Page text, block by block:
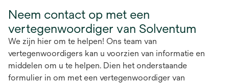
Neem contact op met een
vertegenwoordiger van Solventum
We zijn hier om te helpen! Ons team van
vertegenwoordigers kan u voorzien van informatie en
middelen om u te helpen. Dien het onderstaande
formulier in om met een vertegenwoordiger van